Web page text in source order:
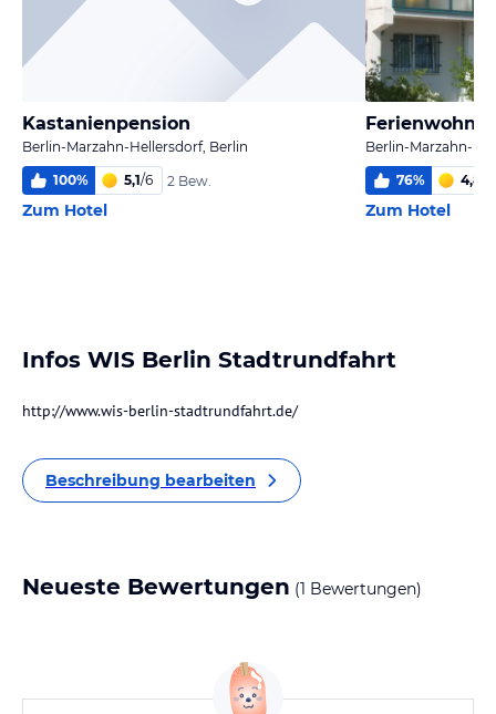
Kastanienpension
Berlin-Marzahn-Hellersdorf, Berlin
100% 5,1/6 2 Bew.
Zum Hotel
Berlin-Marzahn-
76% 4,8
Zum Hotel
Infos WIS Berlin Stadtrundfahrt
http://www.wis-berlin-stadtrundfahrt.de/
Beschreibung bearbeiten
Neueste Bewertungen (1 Bewertungen)